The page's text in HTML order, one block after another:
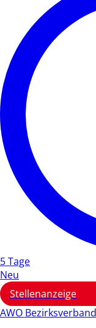
5 Tage
Neu
Stellenanzeige
AWO